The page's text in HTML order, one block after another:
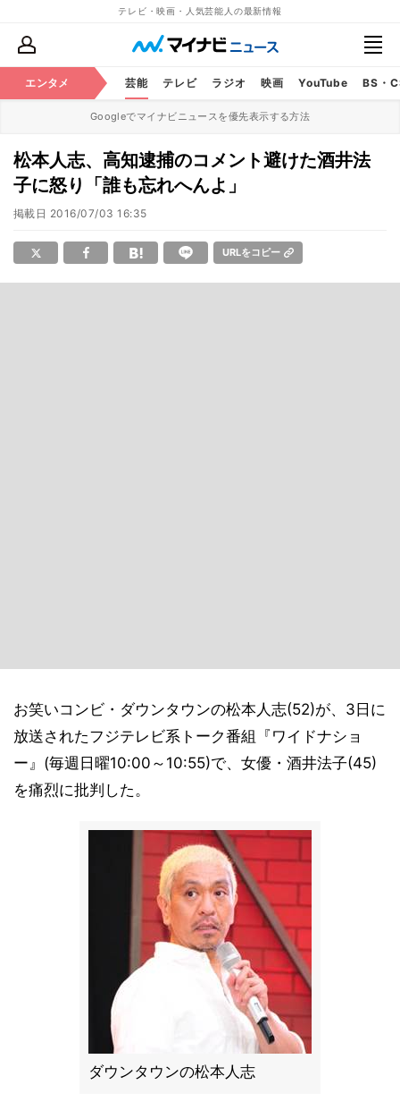
テレビ・映画・人気芸能人の最新情報
エンタメ 芸能 テレビ ラジオ 映画 YouTube BS・
Googleでマイナビニュースを優先表示する方法
松本人志、高知逮捕のコメント避けた酒井法
子に怒り「誰も忘れへんよ」
掲載日 2016/07/03 16:35
URLをコピー
お笑いコンビ・ダウンタウンの松本人志(52)が、3日に
放送されたフジテレビ系トーク番組『ワイドナショ
ー』(毎週日曜10:00～10:55)で、女優・酒井法子(45)
を痛烈に批判した。
ダウンタウンの松本人志